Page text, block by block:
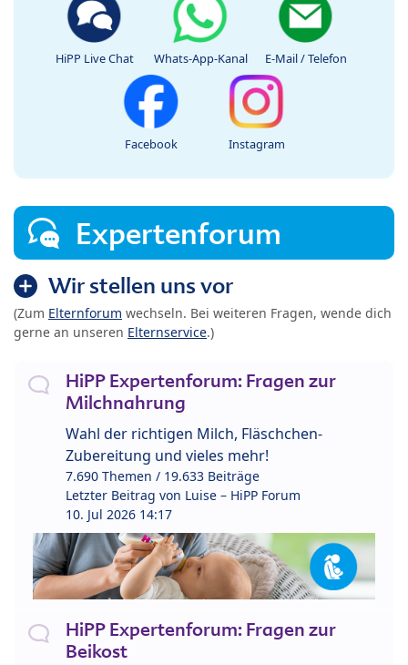
HiPP Live Chat Whats-App-Kanal E-Mail / Telefon
Facebook Instagram
Expertenforum
Wir stellen uns vor
(Zum Elternforum wechseln. Bei weiteren Fragen, wende dich
gerne an unseren Elternservice.)
HiPP Expertenforum: Fragen zur
Milchnahrung
Wahl der richtigen Milch, Fläschchen-
Zubereitung und vieles mehr!
7.690 Themen / 19.633 Beiträge
Letzter Beitrag von Luise – HiPP Forum
10. Jul 2026 14:17
HiPP Expertenforum: Fragen zur
Beikost